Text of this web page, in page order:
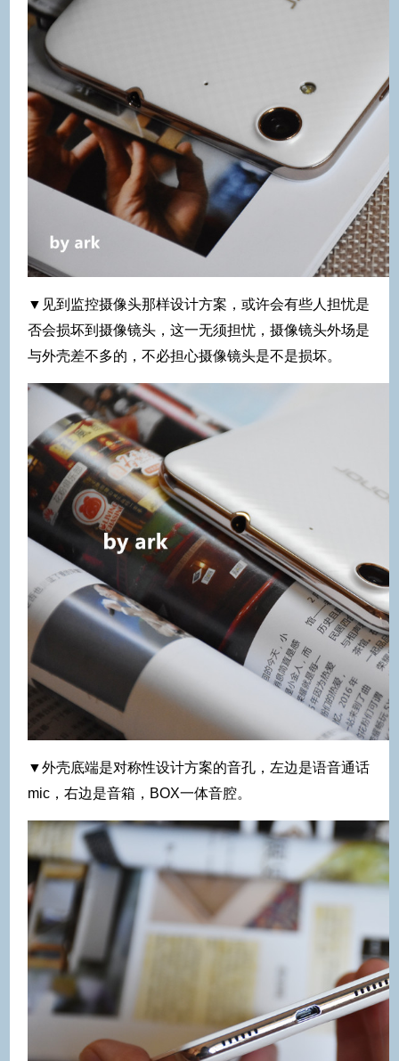
▼见到监控摄像头那样设计方案，或许会有些人担忧是
否会损坏到摄像镜头，这一无须担忧，摄像镜头外场是
与外壳差不多的，不必担心摄像镜头是不是损坏。
▼外壳底端是对称性设计方案的音孔，左边是语音通话
mic，右边是音箱，BOX一体音腔。